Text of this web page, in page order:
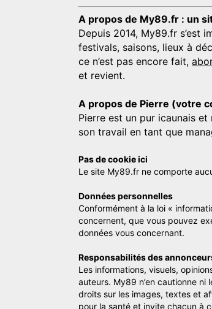
A propos de My89.fr : un
Depuis 2014, My89.fr s’est
festivals, saisons, lieux à
ce n’est pas encore fait,
et revient.
A propos de Pierre (votre
Pierre est un pur icaunais
son travail en tant que
Pas de cookie ici
Le site My89.fr ne comporte
Données personnelles
Conformément à la loi «
concernent, que vous pouvez
données vous concernant.
Responsabilités des
Les informations, visuels,
auteurs. My89 n’en cautionne
droits sur les images, textes et
pour la santé et invite chacun à